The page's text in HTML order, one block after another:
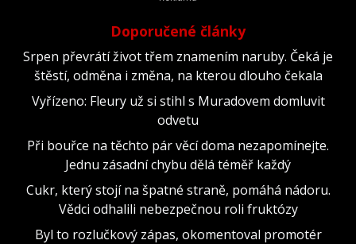
Doporučené články
Srpen převrátí život třem znamením naruby. Čeká je
štěstí, odměna i změna, na kterou dlouho čekala
Vyřízeno: Fleury už si stihl s Muradovem domluvit
odvetu
Při bouřce na těchto pár věcí doma nezapomínejte.
Jednu zásadní chybu dělá téměř každý
Cukr, který stojí na špatné straně, pomáhá nádoru.
Vědci odhalili nebezpečnou roli fruktózy
Byl to rozlučkový zápas, okomentoval promotér